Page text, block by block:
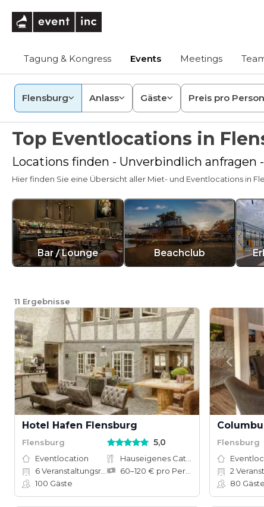
Tagung & Kongress Events Meetings
Flensburg Anlass Gäste Preis pro Person
Top Eventlocations in
Locations finden - Unverbindlich
Hier finden Sie eine Übersicht aller Miet- und Eventlocations in
Bar / Lounge Beachclub
11 Ergebnisse
Hotel Hafen Flensburg
Flensburg 5,0
Eventlocation
6Veranstaltungsräume
100 Gäste
Flensburg
2
80 Gäste